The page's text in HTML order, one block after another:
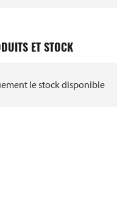
ET STOCK
le stock disponible